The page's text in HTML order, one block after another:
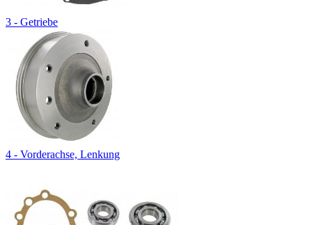
3 - Getriebe
4 - Vorderachse, Lenkung